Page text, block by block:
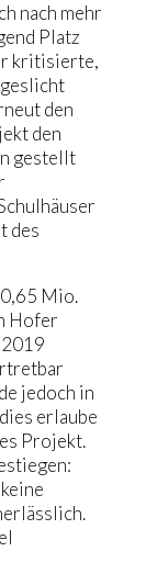
nach mehr
Platz
kritisierte,
den
den
gestellt
des
Mio.
Hofer
2019
jedoch in
erlaube
Projekt.